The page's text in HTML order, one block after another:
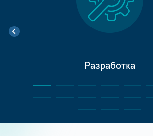
Разработка